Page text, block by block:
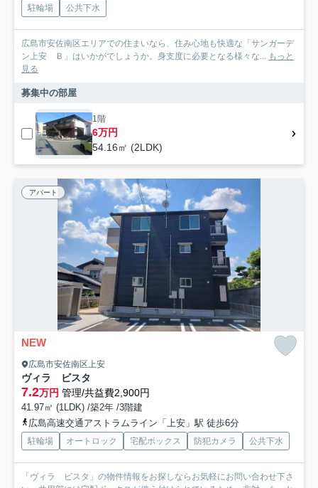
駐輪場 公共下水
広島市安佐南区エリアでの住まいなら、住み心地も快適な「サンガーデ
ン上安 Ｂ」はいかがでしょうか。身支度に必要となる様々な... もっと
見る
募集中の部屋
1階
6万円
54.16㎡ (2LDK)
アパート
NEW
広島市安佐南区上安
ヴィラ ビスタ
7.2万円 管理/共益費2,900円
41.97㎡ (1LDK) /築2年 /3階建
広島高速交通アストラムライン「上安」駅 徒歩6分
駐輪場 オートロック 宅配ボックス 防犯カメラ 公共下水
「ヴィラ ビスタ」の物件情報をお探しならお気軽にお問い合わせ下さ